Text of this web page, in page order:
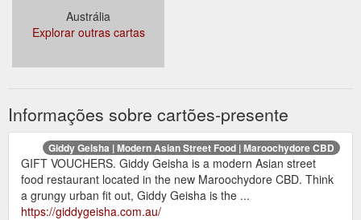
Austrália
Explorar outras cartas
Informações sobre cartões-presente
Giddy Geisha | Modern Asian Street Food | Maroochydore CBD
GIFT VOUCHERS. Giddy Geisha is a modern Asian street
food restaurant located in the new Maroochydore CBD. Think
a grungy urban fit out, Giddy Geisha is the ...
https://giddygeisha.com.au/